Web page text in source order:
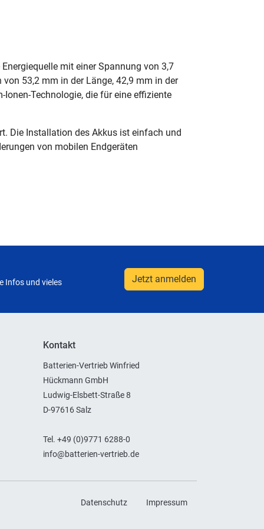
mit einer Spannung von 3,7
53,2 mm in der Länge, 42,9 mm in der
Technologie, die für eine effiziente
Die Installation des Akkus ist einfach und
von mobilen Endgeräten
Infos und vieles
Jetzt anmelden
Kontakt
Batterien-Vertrieb Winfried
Hückmann GmbH
Ludwig-Elsbett-Straße 8
D-97616 Salz
Tel. +49 (0)9771 6288-0
info@batterien-vertrieb.de
Datenschutz Impressum